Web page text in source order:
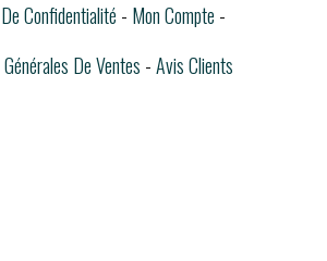
Confidentialité
Mon Compte
De Ventes Avis Clients